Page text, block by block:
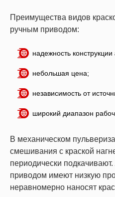
Преимущества видов
ручным приводом:
надежность
небольшая цена;
независимость от
широкий диапазон
В механическом
смешивания с краской
периодически
приводом имеют низкую
неравномерно наносят